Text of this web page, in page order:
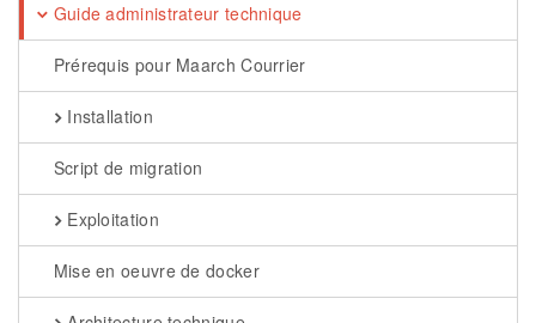
Guide administrateur technique
Prérequis pour Maarch Courrier
Installation
Script de migration
Exploitation
Mise en oeuvre de docker